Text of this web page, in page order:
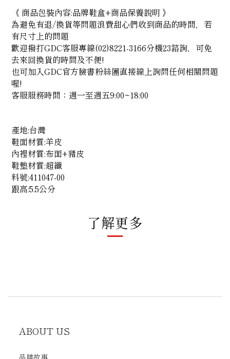
《 商品包裝內容:品牌鞋盒+商品保養說明 》
為避免有退/換貨等問題浪費甜心們收到商品的時間，若
有尺寸上的問題
歡迎撥打GDC客服專線(02)8221-3166分機23諮詢，可免
去來回換貨的時間及不便!
也可加入GDC官方臉書粉絲團直接線上詢問任何相關問題
喔!
客服服務時間：週一至週五9:00~18:00
產地:台灣
鞋面材質:羊皮
內裡材質:布面+豬皮
鞋墊材質:超纖
料號:411047-00
跟高:5.5公分
了解更多
ABOUT US
品牌故事